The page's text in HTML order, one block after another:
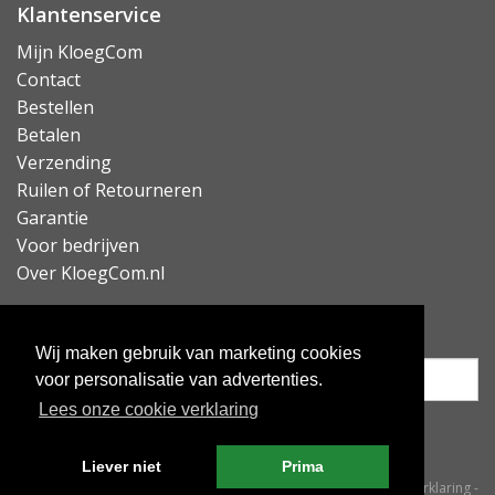
Wij maken gebruik van marketing cookies
voor personalisatie van advertenties.
Lees onze cookie verklaring
Liever niet Prima
Klantenservice
Mijn KloegCom
Contact
Bestellen
Betalen
Verzending
Ruilen of Retourneren
Garantie
Voor bedrijven
Over KloegCom.nl
Algemene voorwaarden-Cookieverklaring-